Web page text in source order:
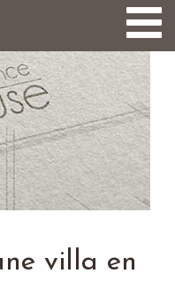
villa en